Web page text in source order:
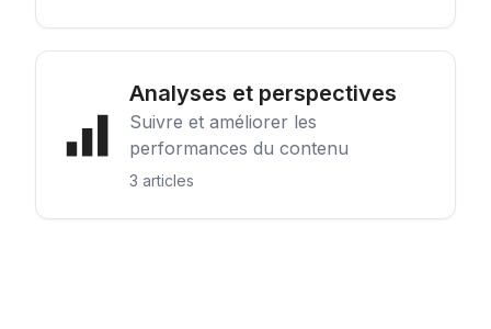
Analyses et perspectives
Suivre et améliorer les
performances du contenu
3 articles